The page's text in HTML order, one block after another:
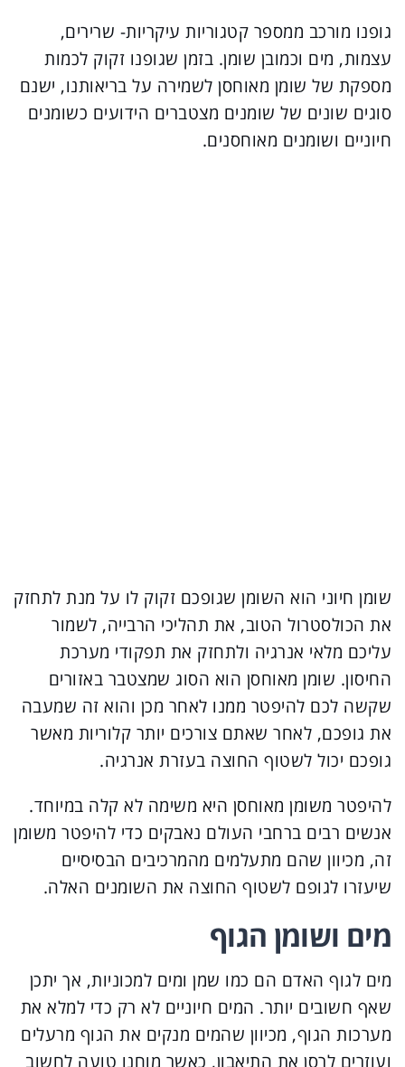
גופנו מורכב ממספר קטגוריות עיקריות- שרירים,
עצמות, מים וכמובן שומן. בזמן שגופנו זקוק לכמות
מספקת של שומן מאוחסן לשמירה על בריאותנו, ישנם
סוגים שונים של שומנים מצטברים הידועים כשומנים
חיוניים ושומנים מאוחסנים.
שומן חיוני הוא השומן שגופכם זקוק לו על מנת לתחזק
את הכולסטרול הטוב, את תהליכי הרבייה, לשמור
עליכם מלאי אנרגיה ולתחזק את תפקודי מערכת
החיסון. שומן מאוחסן הוא הסוג שמצטבר באזורים
שקשה לכם להיפטר ממנו לאחר מכן והוא זה שמעבה
את גופכם, לאחר שאתם צורכים יותר קלוריות מאשר
גופכם יכול לשטוף החוצה בעזרת אנרגיה.
להיפטר משומן מאוחסן היא משימה לא קלה במיוחד.
אנשים רבים ברחבי העולם נאבקים כדי להיפטר משומן
זה, מכיוון שהם מתעלמים מהמרכיבים הבסיסיים
שיעזרו לגופם לשטוף החוצה את השומנים האלה.
מים ושומן הגוף
מים לגוף האדם הם כמו שמן ומים למכוניות, אך יתכן
שאף חשובים יותר. המים חיוניים לא רק כדי למלא את
מערכות הגוף, מכיוון שהמים מנקים את הגוף מרעלים
ועוזרים לרסן את התיאבון, כאשר מוחנו טועה לחשוב